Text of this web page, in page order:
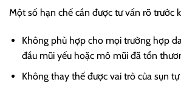
Một số hạn chế cần được tư vấn rõ trước
Không phù hợp cho mọi trường hợp
đầu mũi yếu hoặc mô mũi đã tổn
Không thay thế được vai trò của sụn